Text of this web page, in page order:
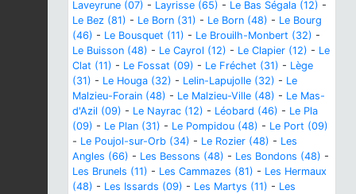
Laveyrune (07) - Layrisse (65) - Le Bas Ségala (12) -
Le Bez (81) - Le Born (31) - Le Born (48) - Le Bourg
(46) - Le Bousquet (11) - Le Brouilh-Monbert (32) -
Le Buisson (48) - Le Cayrol (12) - Le Clapier (12) - Le
Clat (11) - Le Fossat (09) - Le Fréchet (31) - Lège
(31) - Le Houga (32) - Lelin-Lapujolle (32) - Le
Malzieu-Forain (48) - Le Malzieu-Ville (48) - Le Mas-
d'Azil (09) - Le Nayrac (12) - Léobard (46) - Le Pla
(09) - Le Plan (31) - Le Pompidou (48) - Le Port (09)
- Le Poujol-sur-Orb (34) - Le Rozier (48) - Les
Angles (66) - Les Bessons (48) - Les Bondons (48) -
Les Brunels (11) - Les Cammazes (81) - Les Hermaux
(48) - Les Issards (09) - Les Martys (11) - Les